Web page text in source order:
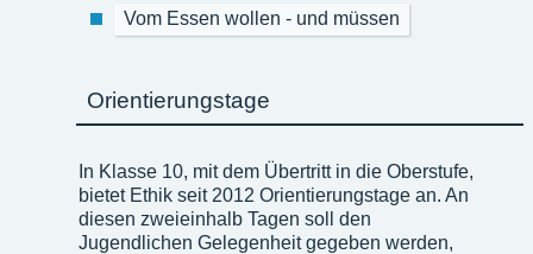
Vom Essen wollen - und müssen
Orientierungstage
In Klasse 10, mit dem Übertritt in die Oberstufe,
bietet Ethik seit 2012 Orientierungstage an. An
diesen zweieinhalb Tagen soll den
Jugendlichen Gelegenheit gegeben werden,